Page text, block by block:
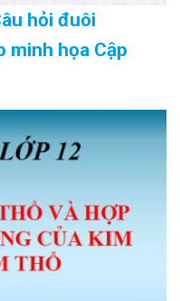
hỏi đuôi
minh họa Cập